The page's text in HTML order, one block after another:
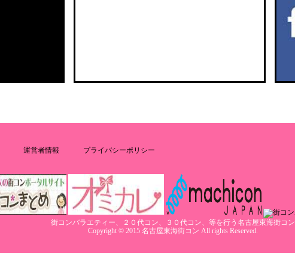
運営者情報 プライバシーポリシー
街コンバラエティー、２０代コン、３０代コン、等を行う名古屋東海街コン
Copyright © 2015 名古屋東海街コン All rights Reserved.